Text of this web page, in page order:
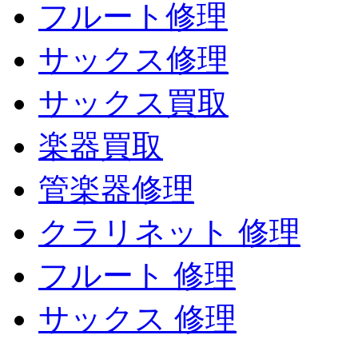
フルート修理
サックス修理
サックス買取
楽器買取
管楽器修理
クラリネット 修理
フルート 修理
サックス 修理